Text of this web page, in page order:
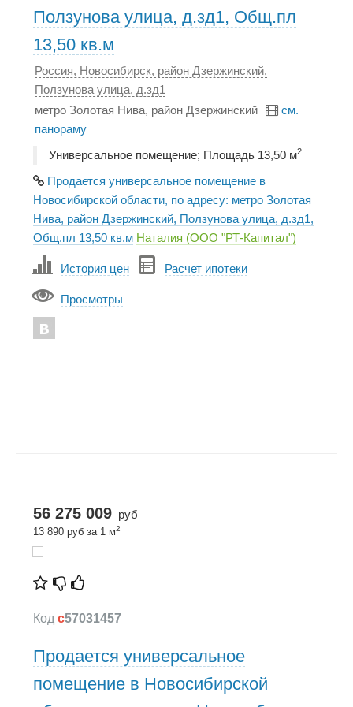
Ползунова улица, д.зд1, Общ.пл
13,50 кв.м
Россия, Новосибирск, район Дзержинский,
Ползунова улица, д.зд1
метро Золотая Нива, район Дзержинский
см.
панораму
Универсальное помещение; Площадь 13,50 м2
Продается универсальное помещение в
Новосибирской области, по адресу: метро Золотая
Нива, район Дзержинский, Ползунова улица, д.зд1,
Общ.пл 13,50 кв.м Наталия (ООО "РТ-Капитал")
История цен Расчет ипотеки
Просмотры
56 275 009 руб
13 890 руб за 1 м2
Код c57031457
Продается универсальное
помещение в Новосибирской